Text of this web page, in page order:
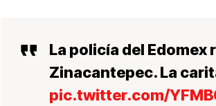
La policía del Edomex
Zinacantepec. La
pic.twitter.com/